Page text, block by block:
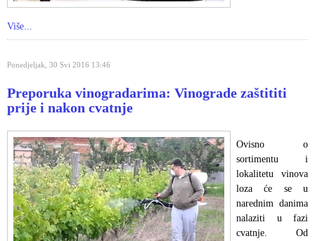
Više...
Ponedjeljak, 30 Svi 2016 13:46
Preporuka vinogradarima: Vinograde zaštititi
prije i nakon cvatnje
Ovisno o
sortimentu i
lokalitetu vinova
loza će se u
narednim danima
nalaziti u fazi
cvatnje. Od